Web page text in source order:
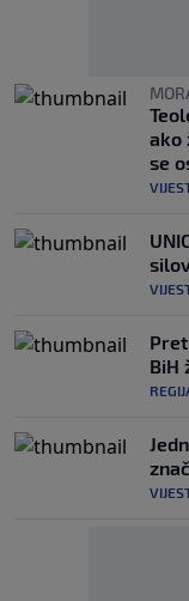
ako
se
BiH